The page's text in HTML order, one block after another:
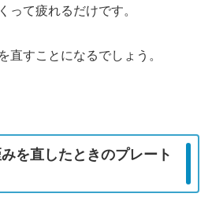
って疲れるだけです。
直すことになるでしょう。
を直したときのプレート